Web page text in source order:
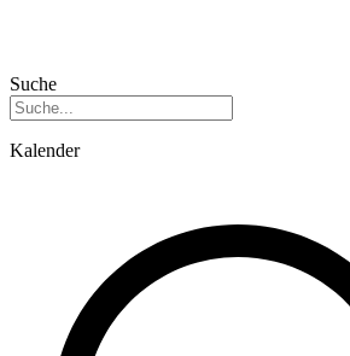
Suche
Kalender